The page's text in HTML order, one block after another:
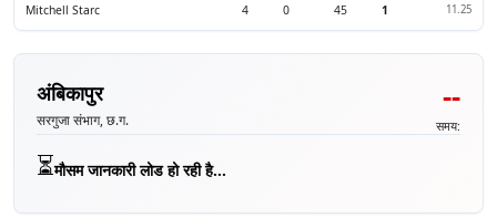
Mitchell Starc 4 0 45 1 11.25
अंबिकापुर
सरगुजा संभाग, छ.ग.
--
समय:
⏳मौसम जानकारी लोड हो रही है...